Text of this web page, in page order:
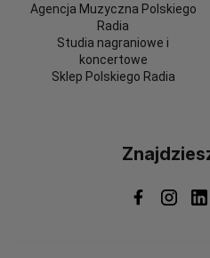
Agencja Muzyczna Polskiego
Radia
Studia nagraniowe i
koncertowe
Sklep Polskiego Radia